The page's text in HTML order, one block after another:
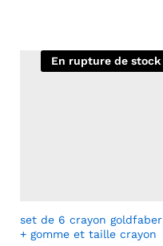
En rupture de stock
set de 6 crayon goldfaber
+ gomme et taille crayon